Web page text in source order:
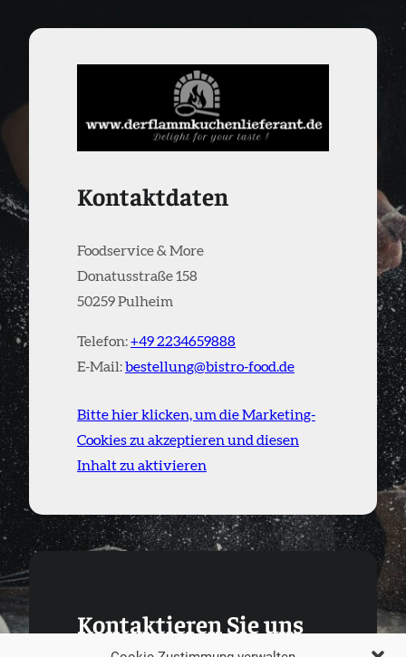
Kontaktdaten
Foodservice & More
Donatusstraße 158
50259 Pulheim
Telefon:+49 2234659888
E-Mail:bestellung@bistro-food.de
Bitte hier klicken, um die Marketing-
Cookies zu akzeptieren und diesen
Inhalt zu aktivieren
Kontaktieren Sie uns